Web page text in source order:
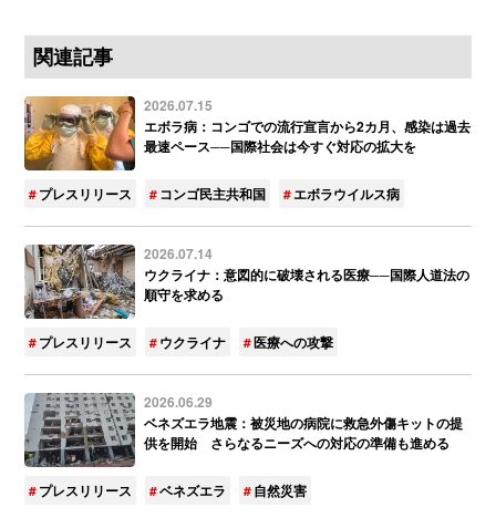
関連記事
2026.07.15
エボラ病：コンゴでの流行宣言から2カ月、感染は過去
最速ペース──国際社会は今すぐ対応の拡大を
プレスリリース コンゴ民主共和国 エボラウイルス病
2026.07.14
ウクライナ：意図的に破壊される医療──国際人道法の
順守を求める
プレスリリース ウクライナ 医療への攻撃
2026.06.29
ベネズエラ地震：被災地の病院に救急外傷キットの提
供を開始 さらなるニーズへの対応の準備も進める
プレスリリース ベネズエラ 自然災害